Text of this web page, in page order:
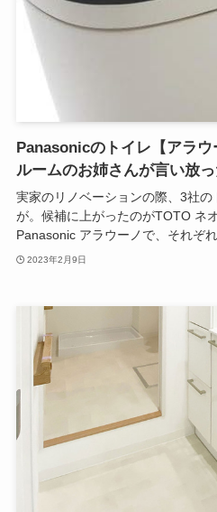
Panasonicのトイレ【アラ
ルームのお姉さんが言い放っ
実家のリノベーションの際、3社
が。候補に上がったのがTOTO ネ
Panasonic アラウーノで、それぞ
2023年2月9日